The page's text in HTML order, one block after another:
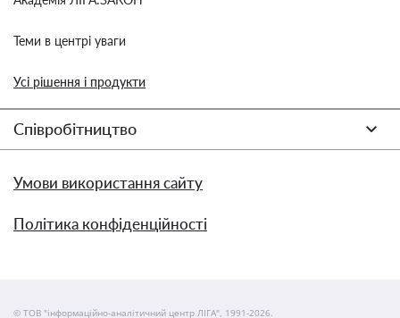
Теми в центрі уваги
Усі рішення і продукти
Співробітництво
Умови використання сайту
Політика конфіденційності
© ТОВ "інформаційно-аналітичний центр ЛІГА", 1991-2026.